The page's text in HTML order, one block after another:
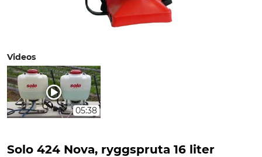
Videos
05:38
Solo 424 Nova, ryggspruta 16 liter